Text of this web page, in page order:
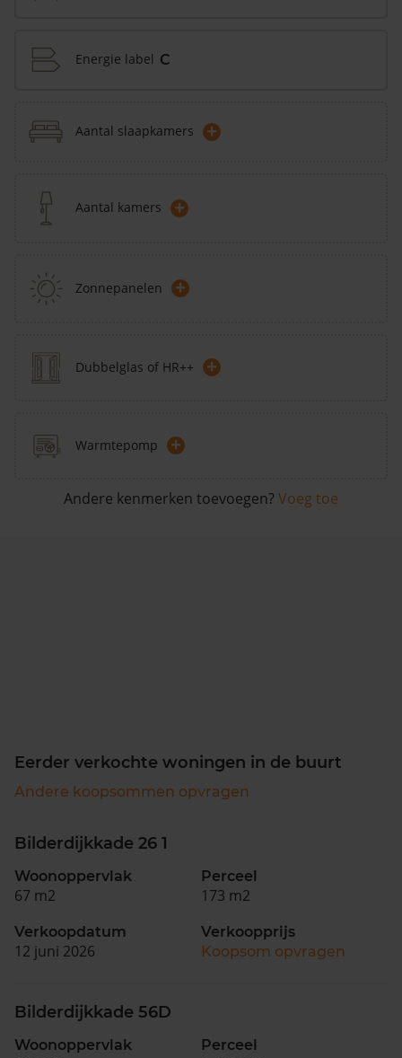
Energie label C
Aantal slaapkamers +
Aantal kamers +
Zonnepanelen +
Dubbelglas of HR++ +
Warmtepomp +
Andere kenmerken toevoegen? Voeg toe
Eerder verkochte woningen in de buurt
Andere koopsommen opvragen
Bilderdijkkade 26 1
Woonoppervlak
67 m2
Perceel
173 m2
Verkoopdatum
12 juni 2026
Verkoopprijs
Koopsom opvragen
Bilderdijkkade 56D
Woonoppervlak Perceel